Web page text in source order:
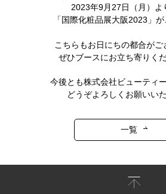
2023年9月27日（月）よ
「国際化粧品展大阪2023」が
こちらもお日にちの都合がご
ぜひブースにお立ち寄りく
今後とも株式会社ビューティ
どうぞよろしくお願いい
一覧